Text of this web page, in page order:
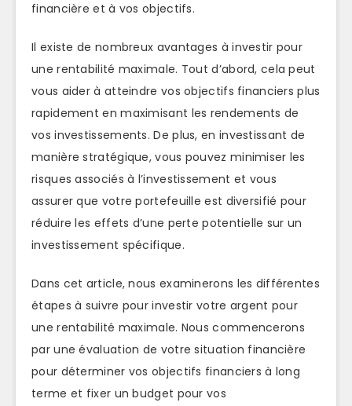
financière et à vos objectifs.
Il existe de nombreux avantages à investir pour
une rentabilité maximale. Tout d’abord, cela peut
vous aider à atteindre vos objectifs financiers plus
rapidement en maximisant les rendements de
vos investissements. De plus, en investissant de
manière stratégique, vous pouvez minimiser les
risques associés à l’investissement et vous
assurer que votre portefeuille est diversifié pour
réduire les effets d’une perte potentielle sur un
investissement spécifique.
Dans cet article, nous examinerons les différentes
étapes à suivre pour investir votre argent pour
une rentabilité maximale. Nous commencerons
par une évaluation de votre situation financière
pour déterminer vos objectifs financiers à long
terme et fixer un budget pour vos